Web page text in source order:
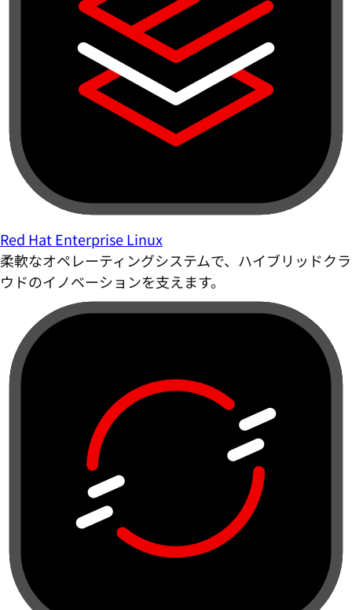
Red Hat Enterprise Linux
柔軟なオペレーティングシステムで、ハイブリッドクラ
ウドのイノベーションを支えます。